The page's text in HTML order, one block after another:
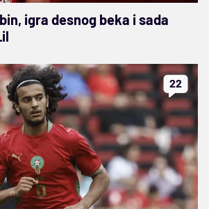
igra desnog beka i sada
22